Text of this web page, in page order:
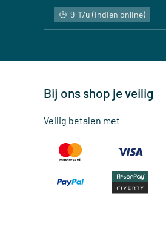
9-17u (indien online)
Bij ons shop je veilig
Veilig betalen met